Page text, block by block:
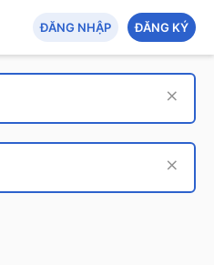
ĐĂNG NHẬP ĐĂNG KÝ